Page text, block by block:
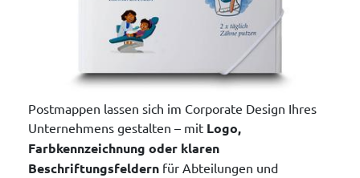
Postmappen lassen sich im Corporate Design Ihres
Unternehmens gestalten – mit Logo,
Farbkennzeichnung oder klaren
Beschriftungsfeldern für Abteilungen und